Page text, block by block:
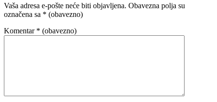
Vaša adresa e-pošte neće biti objavljena. Obavezna polja su
označena sa * (obavezno)
Komentar * (obavezno)